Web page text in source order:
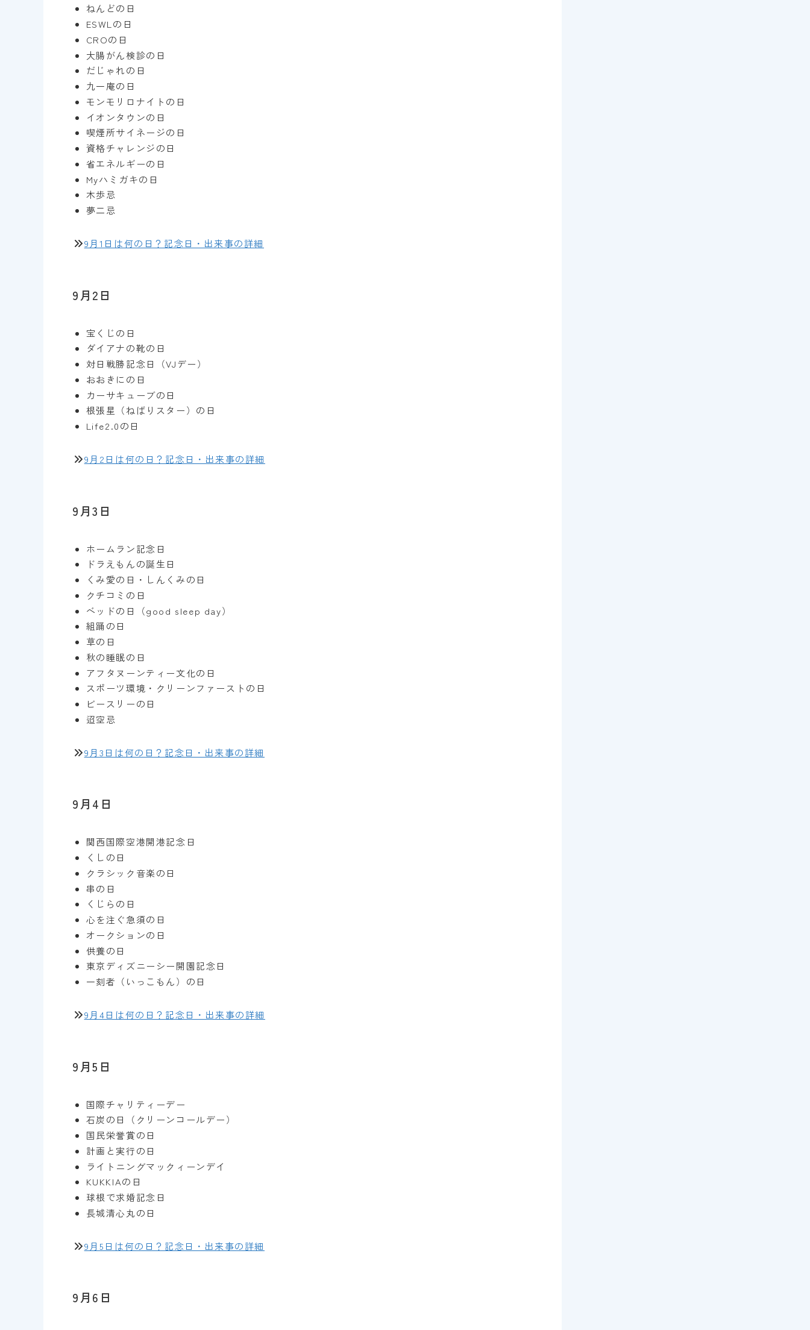
ねんどの日
ESWLの日
CROの日
大腸がん検診の日
だじゃれの日
九一庵の日
モンモリロナイトの日
イオンタウンの日
喫煙所サイネージの日
資格チャレンジの日
省エネルギーの日
Myハミガキの日
木歩忌
夢二忌
9月1日は何の日？記念日・出来事の詳細
9月2日
宝くじの日
ダイアナの靴の日
対日戦勝記念日（VJデー）
おおきにの日
カーサキューブの日
根張星（ねばりスター）の日
Life2.0の日
9月2日は何の日？記念日・出来事の詳細
9月3日
ホームラン記念日
ドラえもんの誕生日
くみ愛の日・しんくみの日
クチコミの日
ベッドの日（good sleep day）
組踊の日
草の日
秋の睡眠の日
アフタヌーンティー文化の日
スポーツ環境・クリーンファーストの日
ビースリーの日
迢空忌
9月3日は何の日？記念日・出来事の詳細
9月4日
関西国際空港開港記念日
くしの日
クラシック音楽の日
串の日
くじらの日
心を注ぐ急須の日
オークションの日
供養の日
東京ディズニーシー開園記念日
一刻者（いっこもん）の日
9月4日は何の日？記念日・出来事の詳細
9月5日
国際チャリティーデー
石炭の日（クリーンコールデー）
国民栄誉賞の日
計画と実行の日
ライトニングマックィーンデイ
KUKKIAの日
球根で求婚記念日
長城清心丸の日
9月5日は何の日？記念日・出来事の詳細
9月6日